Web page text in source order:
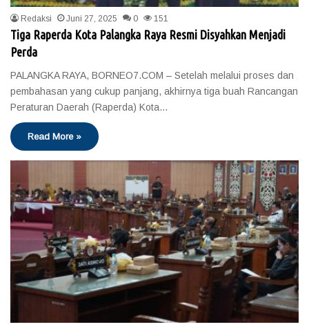
Redaksi Juni 27, 2025 0 151
Tiga Raperda Kota Palangka Raya Resmi Disyahkan Menjadi
Perda
PALANGKA RAYA, BORNEO7.COM – Setelah melalui proses dan
pembahasan yang cukup panjang, akhirnya tiga buah Rancangan
Peraturan Daerah (Raperda) Kota…
Read More »